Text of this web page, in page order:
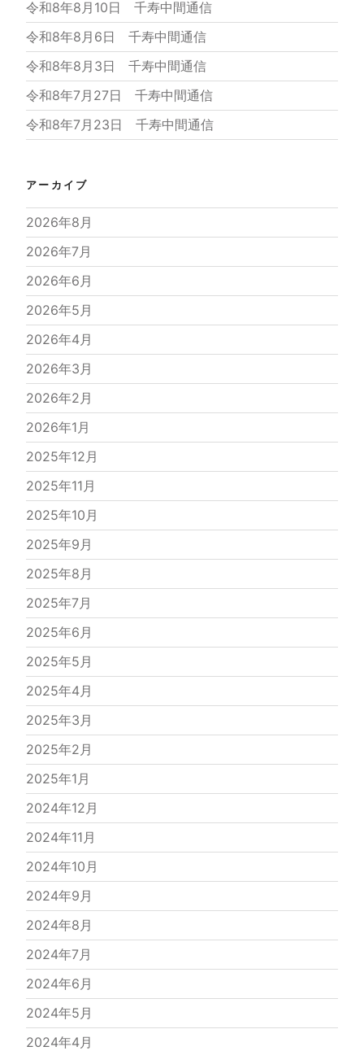
令和8年8月10日 千寿中間通信
令和8年8月6日 千寿中間通信
令和8年8月3日 千寿中間通信
令和8年7月27日 千寿中間通信
令和8年7月23日 千寿中間通信
アーカイブ
2026年8月
2026年7月
2026年6月
2026年5月
2026年4月
2026年3月
2026年2月
2026年1月
2025年12月
2025年11月
2025年10月
2025年9月
2025年8月
2025年7月
2025年6月
2025年5月
2025年4月
2025年3月
2025年2月
2025年1月
2024年12月
2024年11月
2024年10月
2024年9月
2024年8月
2024年7月
2024年6月
2024年5月
2024年4月